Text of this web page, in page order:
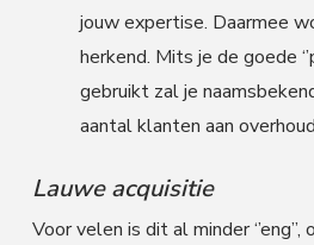
jouw expertise. Daarmee
herkend. Mits je de goede
gebruikt zal je
aantal klanten aan
Lauwe acquisitie
Voor velen is dit al minder